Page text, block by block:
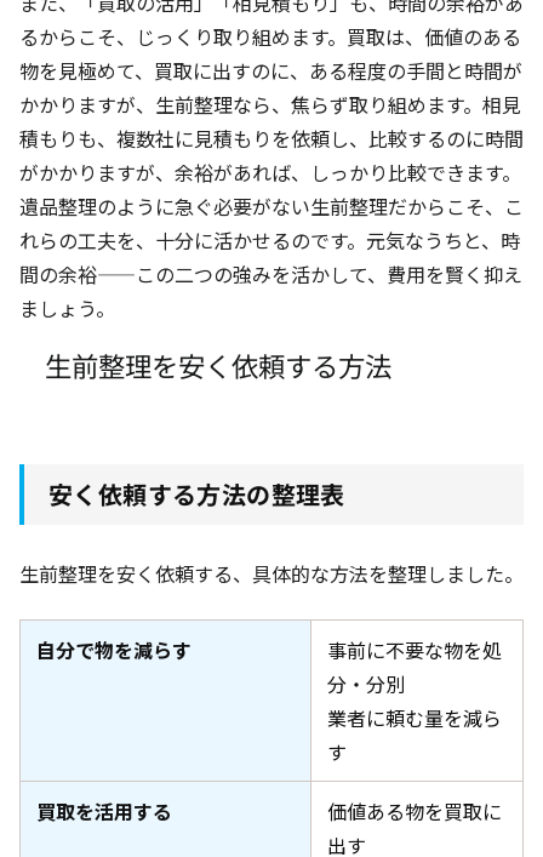
るからこそ、じっくり取り組めます。買取は、価値のある
物を見極めて、買取に出すのに、ある程度の手間と時間が
かかりますが、生前整理なら、焦らず取り組めます。相見
積もりも、複数社に見積もりを依頼し、比較するのに時間
がかかりますが、余裕があれば、しっかり比較できます。
遺品整理のように急ぐ必要がない生前整理だからこそ、こ
れらの工夫を、十分に活かせるのです。元気なうちと、時
間の余裕——この二つの強みを活かして、費用を賢く抑え
ましょう。
生前整理を安く依頼する方法
安く依頼する方法の整理表
生前整理を安く依頼する、具体的な方法を整理しました。
自分で物を減らす
事前に不要な物を処
分・分別
業者に頼む量を減ら
す
買取を活用する
価値ある物を買取に
出す